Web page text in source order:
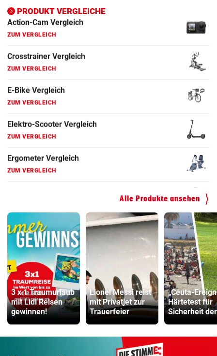
PRODUKT VERGLEICHE
Ergometer Vergleich
ZUM VERGLEICH
Fahrrad Test
ZUM VERGLEICH
Fahrradanhänger Vergleich
ZUM VERGLEICH
Faszienrolle Vergleich
ZUM VERGLEICH
Hoverboard Vergleich
ZUM VERGLEICH
Alle Produkte ansehen
3 x 1 Traumurlaub
mit Lidl Reisen
gewinnen!
Lionel Messi reist
mit Privatjet zur
Trauerfeier
„Ceuta-
Härtetest für
Sicherheit der